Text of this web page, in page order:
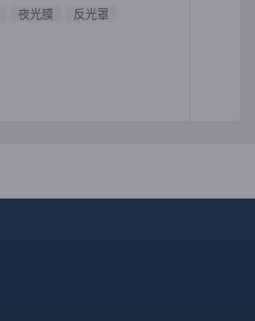
夜光膜
反光罩